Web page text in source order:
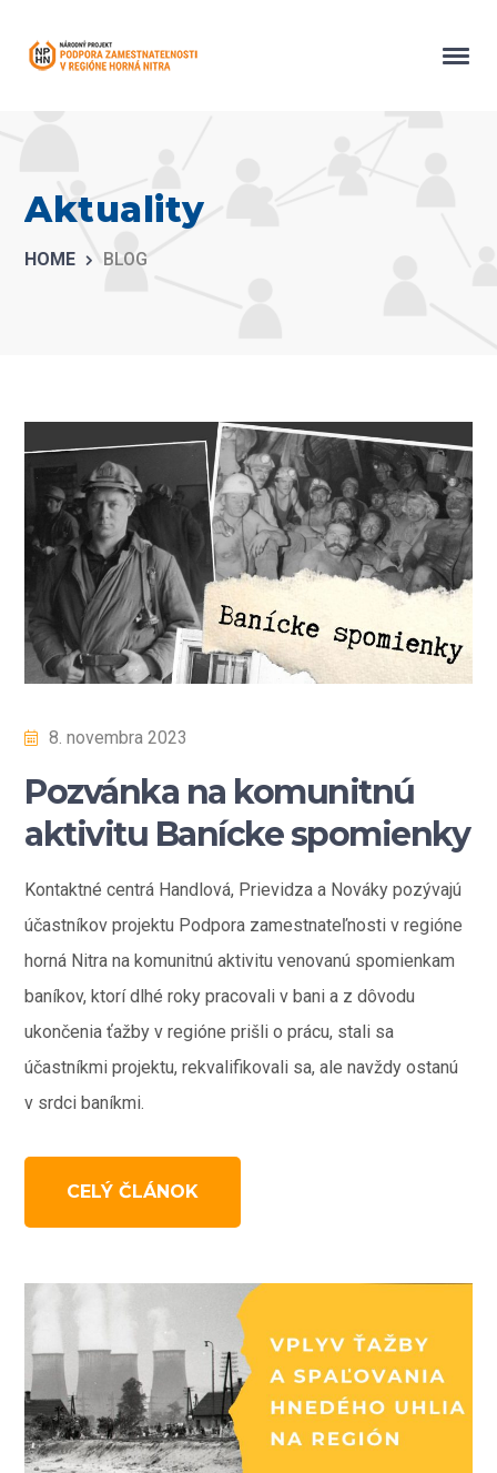
Aktuality
HOME BLOG
8. novembra 2023
Pozvánka na komunitnú
aktivitu Banícke spomienky
Kontaktné centrá Handlová, Prievidza a Nováky pozývajú
účastníkov projektu Podpora zamestnateľnosti v regióne
horná Nitra na komunitnú aktivitu venovanú spomienkam
baníkov, ktorí dlhé roky pracovali v bani a z dôvodu
ukončenia ťažby v regióne prišli o prácu, stali sa
účastníkmi projektu, rekvalifikovali sa, ale navždy ostanú
v srdci baníkmi.
CELÝ ČLÁNOK